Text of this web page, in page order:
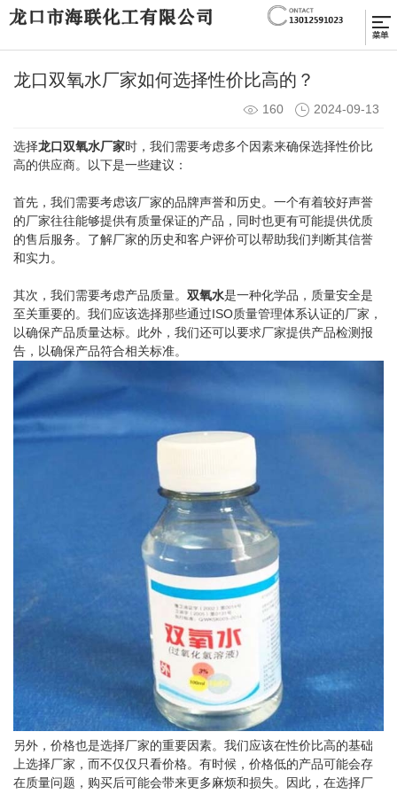
龙口双氧水厂家如何选择性价比高的？
160 2024-09-13
选择龙口双氧水厂家时，我们需要考虑多个因素来确保选择性价比
高的供应商。以下是一些建议：
首先，我们需要考虑该厂家的品牌声誉和历史。一个有着较好声誉
的厂家往往能够提供有质量保证的产品，同时也更有可能提供优质
的售后服务。了解厂家的历史和客户评价可以帮助我们判断其信誉
和实力。
其次，我们需要考虑产品质量。 双氧水是一种化学品，质量安全是
至关重要的。我们应该选择那些通过ISO质量管理体系认证的厂家，
以确保产品质量达标。此外，我们还可以要求厂家提供产品检测报
告，以确保产品符合相关标准。
另外，价格也是选择厂家的重要因素。我们应该在性价比高的基础
上选择厂家，而不仅仅只看价格。有时候，价格低的产品可能会存
在质量问题，购买后可能会带来更多麻烦和损失。因此，在选择厂